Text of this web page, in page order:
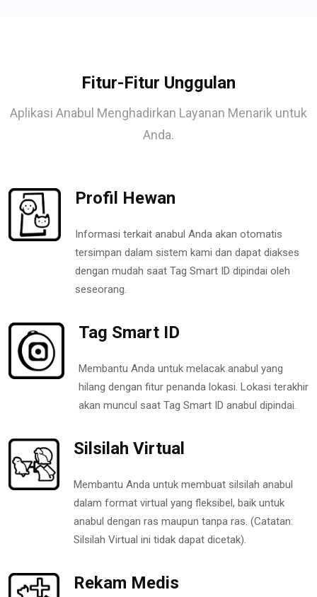
Fitur-Fitur Unggulan
Aplikasi Anabul Menghadirkan Layanan Menarik untuk
Anda.
Profil Hewan
Informasi terkait anabul Anda akan otomatis
tersimpan dalam sistem kami dan dapat diakses
dengan mudah saat Tag Smart ID dipindai oleh
seseorang.
Tag Smart ID
Membantu Anda untuk melacak anabul yang
hilang dengan fitur penanda lokasi. Lokasi terakhir
akan muncul saat Tag Smart ID anabul dipindai.
Silsilah Virtual
Membantu Anda untuk membuat silsilah anabul
dalam format virtual yang fleksibel, baik untuk
anabul dengan ras maupun tanpa ras. (Catatan:
Silsilah Virtual ini tidak dapat dicetak).
Rekam Medis